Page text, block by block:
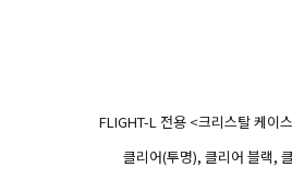
FLIGHT-L 전용 <크리스탈 케이
클리어(투명), 클리어 블랙,